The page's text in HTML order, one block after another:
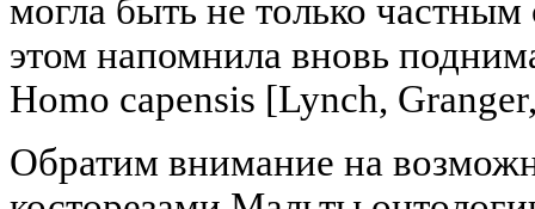
могла быть не только
этом напомнила вновь
Homo capensis [Lynch,
Обратим внимание на